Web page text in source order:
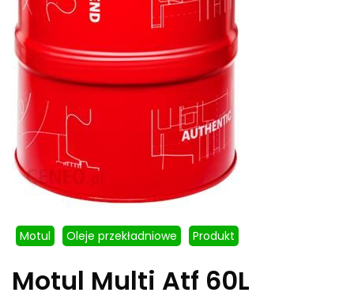
Motul Oleje przekładniowe Produkt
Motul Multi Atf 60L